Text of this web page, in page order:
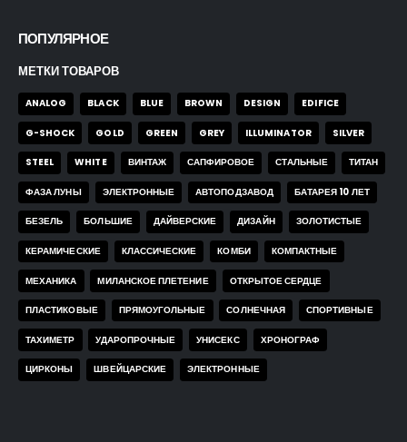
ПОПУЛЯРНОЕ
МЕТКИ ТОВАРОВ
ANALOG BLACK BLUE BROWN DESIGN EDIFICE
G-SHOCK GOLD GREEN GREY ILLUMINATOR SILVER
STEEL WHITE ВИНТАЖ САПФИРОВОЕ СТАЛЬНЫЕ ТИТАН
ФАЗА ЛУНЫ ЭЛЕКТРОННЫЕ АВТОПОДЗАВОД БАТАРЕЯ 10 ЛЕТ
БЕЗЕЛЬ БОЛЬШИЕ ДАЙВЕРСКИЕ ДИЗАЙН ЗОЛОТИСТЫЕ
КЕРАМИЧЕСКИЕ КЛАССИЧЕСКИЕ КОМБИ КОМПАКТНЫЕ
МЕХАНИКА МИЛАНСКОЕ ПЛЕТЕНИЕ ОТКРЫТОЕ СЕРДЦЕ
ПЛАСТИКОВЫЕ ПРЯМОУГОЛЬНЫЕ СОЛНЕЧНАЯ СПОРТИВНЫЕ
ТАХИМЕТР УДАРОПРОЧНЫЕ УНИСЕКС ХРОНОГРАФ
ЦИРКОНЫ ШВЕЙЦАРСКИЕ ЭЛЕКТРОННЫЕ